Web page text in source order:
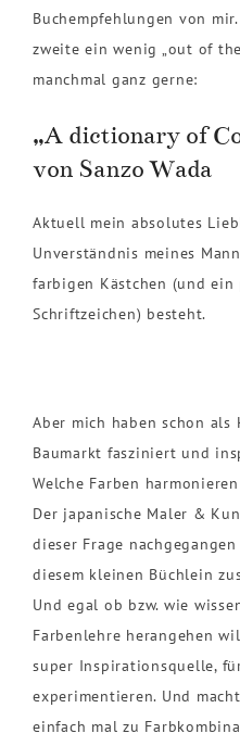
Buchempfehlungen von
zweite ein wenig „out of
manchmal ganz gerne:
„A dictionary of
von Sanzo Wada
Aktuell mein absolutes
Unverständnis meines
farbigen Kästchen (und ein
Schriftzeichen) besteht.
Aber mich haben schon
Baumarkt fasziniert und
Welche Farben
Der japanische Maler &
dieser Frage
diesem kleinen Büchlein
Und egal ob bzw. wie
Farbenlehre herangehen
super Inspirationsquelle,
experimentieren. Und
einfach mal zu